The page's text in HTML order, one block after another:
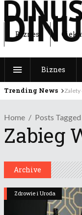
Biznes
Biznes
Trending News Zalety
Home Posts
Zabieg
Archive
Zdrowie i Uroda